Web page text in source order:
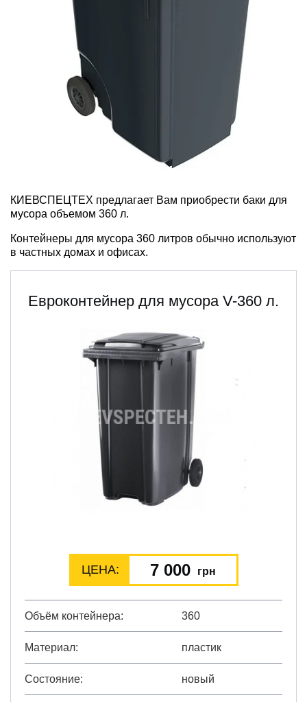
КИЕВСПЕЦТЕХ предлагает Вам приобрести баки для
мусора объемом 360 л.
Контейнеры для мусора 360 литров обычно используют
в частных домах и офисах.
Евроконтейнер для мусора V-360 л.
ЦЕНА: 7 000 грн
Объём контейнера 360
Материал пластик
Состояние новый